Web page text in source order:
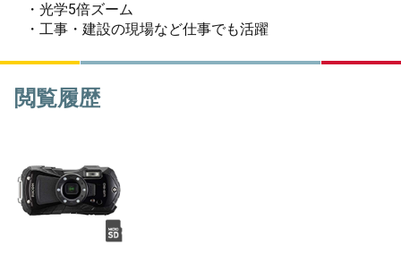
・光学5倍ズーム
・工事・建設の現場など仕事でも活躍
閲覧履歴